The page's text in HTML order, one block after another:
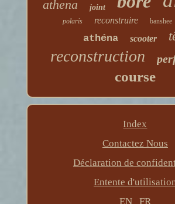
athena joint
polaris reconstruire banshee
athéna scooter
reconstruction
course
Index
Contactez Nous
Déclaration de
Entente
EN
FR